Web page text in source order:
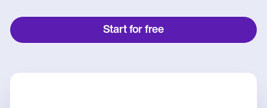
Start for free